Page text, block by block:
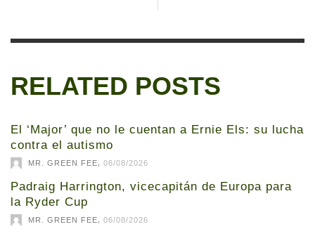
RELATED POSTS
El ‘Major’ que no le cuentan a Ernie Els: su lucha
contra el autismo
MR. GREEN FEE 06/08/2026
Padraig Harrington, vicecapitán de Europa para
la Ryder Cup
MR. GREEN FEE 06/08/2026